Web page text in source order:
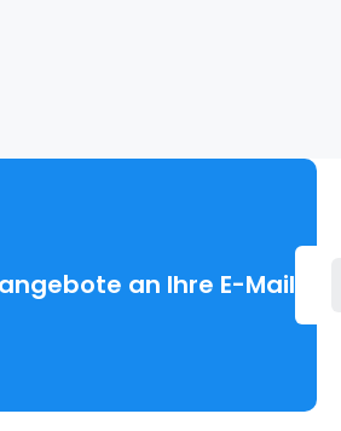
an Ihre E-Mail